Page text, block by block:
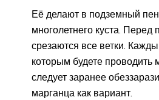
Её делают в подземный
многолетнего куста. Перед
срезаются все ветки.
которым будете проводить
следует заранее
марганца как вариант.